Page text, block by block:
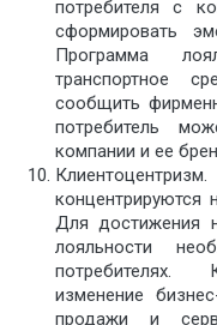
потребителя с
сформировать
Программа
транспортное
сообщить
потребитель
компании и ее
концентрируются
Для достижения
лояльности
потребителях.
изменение
продажи и